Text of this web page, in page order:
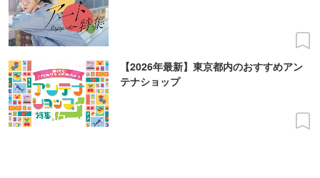
【2026年最新】東京都内のおすすめアン
テナショップ